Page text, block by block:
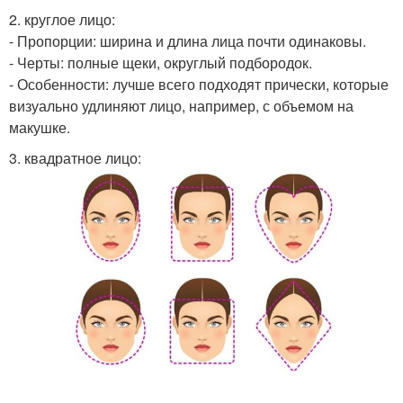
2. круглое лицо:
- Пропорции: ширина и длина лица почти одинаковы.
- Черты: полные щеки, округлый подбородок.
- Особенности: лучше всего подходят прически, которые
визуально удлиняют лицо, например, с объемом на
макушке.
3. квадратное лицо: